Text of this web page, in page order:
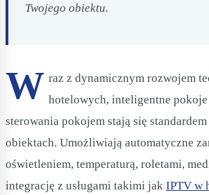
Twojego obiektu.
W raz z dynamicznym rozwojem
hotelowych, inteligentne
sterowania pokojem stają się
obiektach. Umożliwiają automatyczne
oświetleniem, temperaturą, roletami,
integrację z usługami takimi jak IPTV w